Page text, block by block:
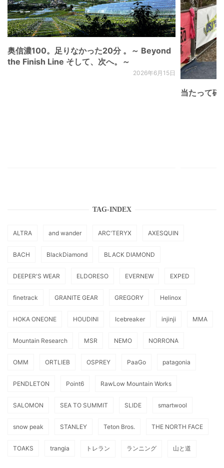
奥信濃100。足りなかった20分 。～ Beyond
the Finish Line そして、次へ。～
2026年6月15日
当たって砕
TAG-INDEX
ALTRA and wander ARC'TERYX AXESQUIN
BACH BlackDiamond BLACK DIAMOND
DEEPER'S WEAR ELDORESO EVERNEW EXPED
finetrack GRANITE GEAR GREGORY Helinox
HOKA ONEONE HOUDINI Icebreaker injinji MMA
Mountain Research MSR NEMO NORRONA
OMM ORTLIEB OSPREY PaaGo patagonia
PENDLETON Point6 RawLow Mountain Works
SALOMON SEA TO SUMMIT SLIDE smartwool
snow peak STANLEY Teton Bros. THE NORTH FACE
TOAKS trangia トレラン ランニング 山と道